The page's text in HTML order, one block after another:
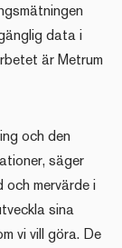
data i
är Metrum
och den
säger
och mervärde i
sina
vi vill göra. De